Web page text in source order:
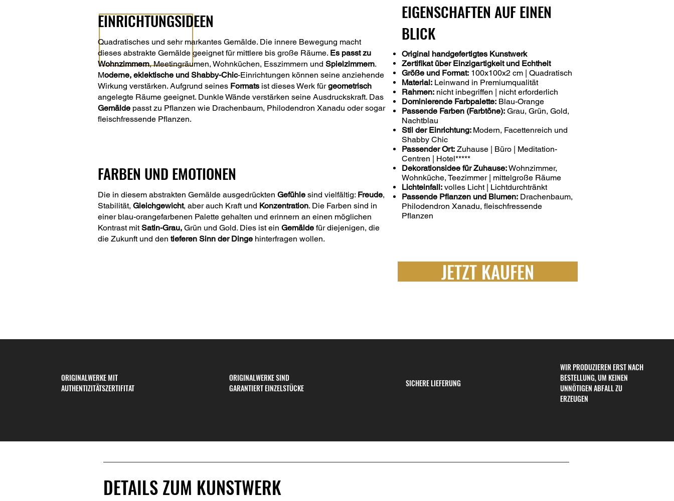
EINRICHTUNGSIDEEN
Quadratisches und sehr markantes Gemälde. Die innere Bewegung macht
dieses abstrakte Gemälde geeignet für mittlere bis große Räume. Es passt zu
Wohnzimmern, Meetingräumen, Wohnküchen, Esszimmern und Spielzimmern.
Moderne, eklektische und Shabby-Chic-Einrichtungen können seine anziehende
Wirkung verstärken. Aufgrund seines Formats ist dieses Werk fürgeometrisch
angelegte Räume geeignet. Dunkle Wände verstärken seine Ausdruckskraft. Das
Gemälde passt zu Pflanzen wie Drachenbaum, Philodendron Xanadu oder sogar
fleischfressende Pflanzen.
FARBEN UND EMOTIONEN
Die in diesem abstrakten Gemälde ausgedrückten Gefühle sind vielfältig: Freude,
Stabilität, Gleichgewicht, aber auch Kraft und Konzentration. Die Farben sind in
einer blau-orangefarbenen Palette gehalten und erinnern an einen möglichen
Kontrast mitSatin-Grau, Grün und Gold. Dies ist ein Gemälde für diejenigen, die
die Zukunft und den tieferen Sinn der Dinge hinterfragen wollen.
EIGENSCHAFTEN AUF EINEN
BLICK
Original handgefertigtes Kunstwerk
Zertifikat über Einzigartigkeit und Echtheit
Größe und Format: 100x100x2 cm | Quadratisch
Material: Leinwand in Premiumqualität
Rahmen: nicht inbegriffen | nicht erforderlich
Dominierende Farbpalette: Blau-Orange
Passende Farben (Farbtöne): Grau, Grün, Gold,
Nachtblau
Stil der Einrichtung: Modern, Facettenreich und
Shabby Chic
Passender Ort: Zuhause | Büro | Meditation-
Centren | Hotel*****
Dekorationsidee für Zuhause:Wohnzimmer,
Wohnküche, Teezimmer | mittelgroße Räume
Lichteinfall: volles Licht | Lichtdurchtränkt
Passende Pflanzen und Blumen: Drachenbaum,
Philodendron Xanadu, fleischfressende
Pflanzen
JETZT KAUFEN
ORIGINALWERKE MIT
AUTHENTIZITÄTSZERTIFITAT
ORIGINALWERKE SIND
GARANTIERT EINZELSTÜCKE
SICHERE LIEFERUNG
WIR PRODUZIEREN ERST NACH
BESTELLUNG, UM KEINEN
UNNÖTIGEN ABFALL ZU
ERZEUGEN
DETAILS ZUM KUNSTWERK